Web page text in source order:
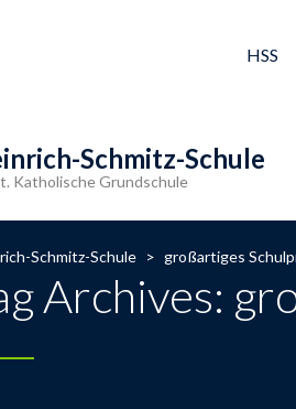
HSS
Schmitz-Schule
Katholische Grundschule
Schmitz-Schule > großartiges
Archives: